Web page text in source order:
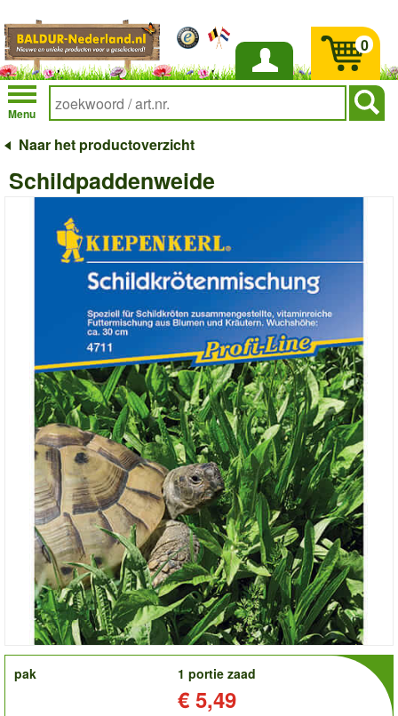
Inloggen
Menu
0
Naar het productoverzicht
Schildpaddenweide
order
pak
1 portie zaad
€ 5,49